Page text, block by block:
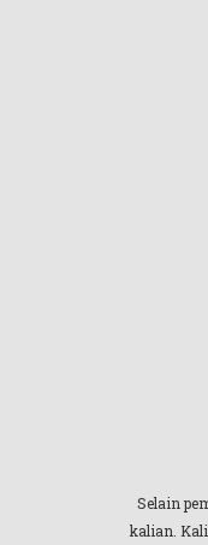
Selain
kalian.